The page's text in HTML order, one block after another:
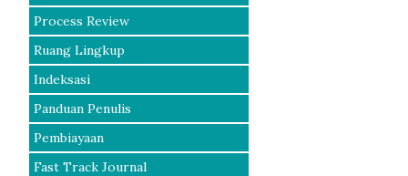
Process Review
Ruang Lingkup
Indeksasi
Panduan Penulis
Pembiayaan
Fast Track Journal